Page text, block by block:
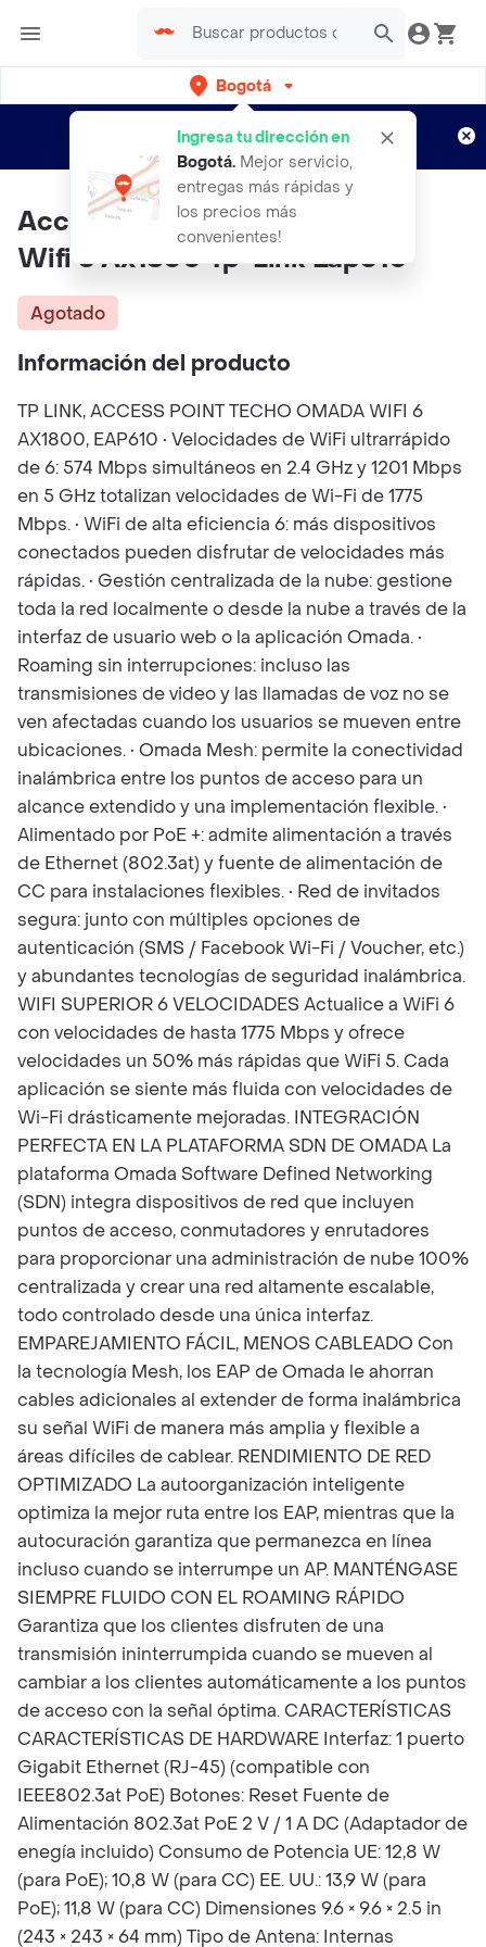
Bogotá
Ingresa tu dirección en
Bogotá. Mejor servicio,
entregas más rápidas y
los precios más
convenientes!
envíos gratis por semanas
Aplican TyC
Access Point De Techo Gigabit
Wifi 6 Ax1800 Tp-Link Eap610
Agotado
Información del producto
TP LINK, ACCESS POINT TECHO OMADA WIFI 6
AX1800, EAP610 • Velocidades de WiFi ultrarrápido
de 6: 574 Mbps simultáneos en 2.4 GHz y 1201 Mbps
en 5 GHz totalizan velocidades de Wi-Fi de 1775
Mbps. • WiFi de alta eficiencia 6: más dispositivos
conectados pueden disfrutar de velocidades más
rápidas. • Gestión centralizada de la nube: gestione
toda la red localmente o desde la nube a través de la
interfaz de usuario web o la aplicación Omada. •
Roaming sin interrupciones: incluso las
transmisiones de video y las llamadas de voz no se
ven afectadas cuando los usuarios se mueven entre
ubicaciones. • Omada Mesh: permite la conectividad
inalámbrica entre los puntos de acceso para un
alcance extendido y una implementación flexible. •
Alimentado por PoE +: admite alimentación a través
de Ethernet (802.3at) y fuente de alimentación de
CC para instalaciones flexibles. • Red de invitados
segura: junto con múltiples opciones de
autenticación (SMS / Facebook Wi-Fi / Voucher, etc.)
y abundantes tecnologías de seguridad inalámbrica.
WIFI SUPERIOR 6 VELOCIDADES Actualice a WiFi 6
con velocidades de hasta 1775 Mbps y ofrece
velocidades un 50% más rápidas que WiFi 5. Cada
aplicación se siente más fluida con velocidades de
Wi-Fi drásticamente mejoradas. INTEGRACIÓN
PERFECTA EN LA PLATAFORMA SDN DE OMADA La
plataforma Omada Software Defined Networking
(SDN) integra dispositivos de red que incluyen
puntos de acceso, conmutadores y enrutadores
para proporcionar una administración de nube 100%
centralizada y crear una red altamente escalable,
todo controlado desde una única interfaz.
EMPAREJAMIENTO FÁCIL, MENOS CABLEADO Con
la tecnología Mesh, los EAP de Omada le ahorran
cables adicionales al extender de forma inalámbrica
su señal WiFi de manera más amplia y flexible a
áreas difíciles de cablear. RENDIMIENTO DE RED
OPTIMIZADO La autoorganización inteligente
optimiza la mejor ruta entre los EAP, mientras que la
autocuración garantiza que permanezca en línea
incluso cuando se interrumpe un AP. MANTÉNGASE
SIEMPRE FLUIDO CON EL ROAMING RÁPIDO
Garantiza que los clientes disfruten de una
transmisión ininterrumpida cuando se mueven al
cambiar a los clientes automáticamente a los puntos
de acceso con la señal óptima. CARACTERÍSTICAS
CARACTERÍSTICAS DE HARDWARE Interfaz: 1 puerto
Gigabit Ethernet (RJ-45) (compatible con
IEEE802.3at PoE) Botones: Reset Fuente de
Alimentación 802.3at PoE 2 V / 1 A DC (Adaptador de
enegía incluido) Consumo de Potencia UE: 12,8 W
(para PoE); 10,8 W (para CC) EE. UU.: 13,9 W (para
PoE); 11,8 W (para CC) Dimensiones 9.6 × 9.6 × 2.5 in
(243 × 243 × 64 mm) Tipo de Antena: Internas